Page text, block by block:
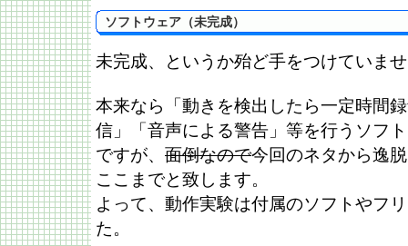
ソフトウェア（未完成）
未完成、というか殆ど手をつけていま
本来なら「動きを検出したら一定時間
信」「音声による警告」等を行うソフ
ですが、 面倒なので今回のネタから逸
ここまでと致します。
よって、動作実験は付属のソフトやフ
た。